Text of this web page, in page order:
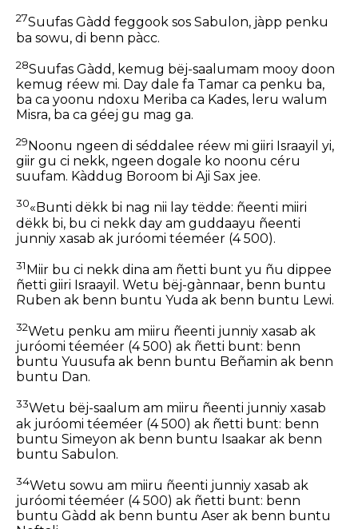
27Suufas Gàdd feggook sos Sabulon, jàpp penku
ba sowu, di benn pàcc.
28Suufas Gàdd, kemug bëj-saalumam mooy doon
kemug réew mi. Day dale fa Tamar ca penku ba,
ba ca yoonu ndoxu Meriba ca Kades, leru walum
Misra, ba ca géej gu mag ga.
29 Noonu ngeen di séddalee réew mi giiri Israayil yi,
giir gu ci nekk, ngeen dogale ko noonu céru
suufam. Kàddug Boroom bi Aji Sax jee.
30«Bunti dëkk bi nag nii lay tëdde: ñeenti miiri
dëkk bi, bu ci nekk day am guddaayu ñeenti
junniy xasab ak juróomi téeméer (4 500).
31Miir bu ci nekk dina am ñetti bunt yu ñu dippee
ñetti giiri Israayil. Wetu bëj-gànnaar, benn buntu
Ruben ak benn buntu Yuda ak benn buntu Lewi.
32Wetu penku am miiru ñeenti junniy xasab ak
juróomi téeméer (4 500) ak ñetti bunt: benn
buntu Yuusufa ak benn buntu Beñamin ak benn
buntu Dan.
33Wetu bëj-saalum am miiru ñeenti junniy xasab
ak juróomi téeméer (4 500) ak ñetti bunt: benn
buntu Simeyon ak benn buntu Isaakar ak benn
buntu Sabulon.
34Wetu sowu am miiru ñeenti junniy xasab ak
juróomi téeméer (4 500) ak ñetti bunt: benn
buntu Gàdd ak benn buntu Aser ak benn buntu